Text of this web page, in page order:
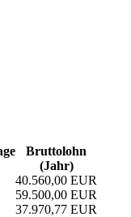
Bruttolohn
(Jahr)
40.560,00 EUR
59.500,00 EUR
37.970,77 EUR